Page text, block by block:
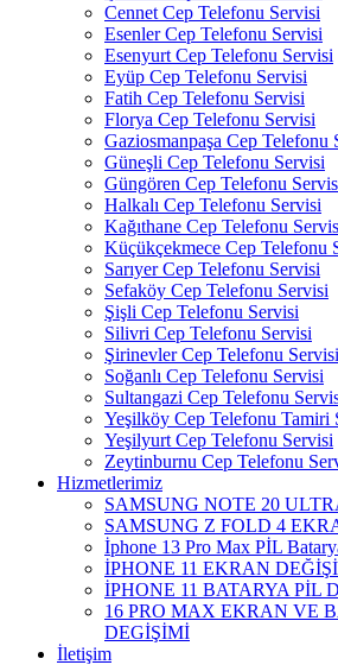
Cennet Cep Telefonu Servisi
Esenler Cep Telefonu Servisi
Esenyurt Cep Telefonu Servisi
Eyüp Cep Telefonu Servisi
Fatih Cep Telefonu Servisi
Florya Cep Telefonu Servisi
Gaziosmanpaşa Cep Telefonu
Güneşli Cep Telefonu Servisi
Güngören Cep Telefonu
Halkalı Cep Telefonu Servisi
Kağıthane Cep Telefonu
Küçükçekmece Cep Telefonu
Sarıyer Cep Telefonu Servisi
Sefaköy Cep Telefonu Servisi
Şişli Cep Telefonu Servisi
Silivri Cep Telefonu Servisi
Şirinevler Cep Telefonu Servisi
Soğanlı Cep Telefonu Servisi
Sultangazi Cep Telefonu
Yeşilköy Cep Telefonu Tamiri
Yeşilyurt Cep Telefonu Servisi
Zeytinburnu Cep Telefonu
Hizmetlerimiz
SAMSUNG NOTE 20
SAMSUNG Z FOLD 4
İphone 13 Pro Max PİL
İPHONE 11 EKRAN
İPHONE 11 BATARYA PİL
16 PRO MAX EKRAN VE
DEGİŞİMİ
İletişim